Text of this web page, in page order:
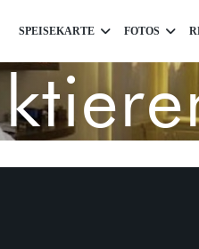
SPEISEKARTE FOTOS